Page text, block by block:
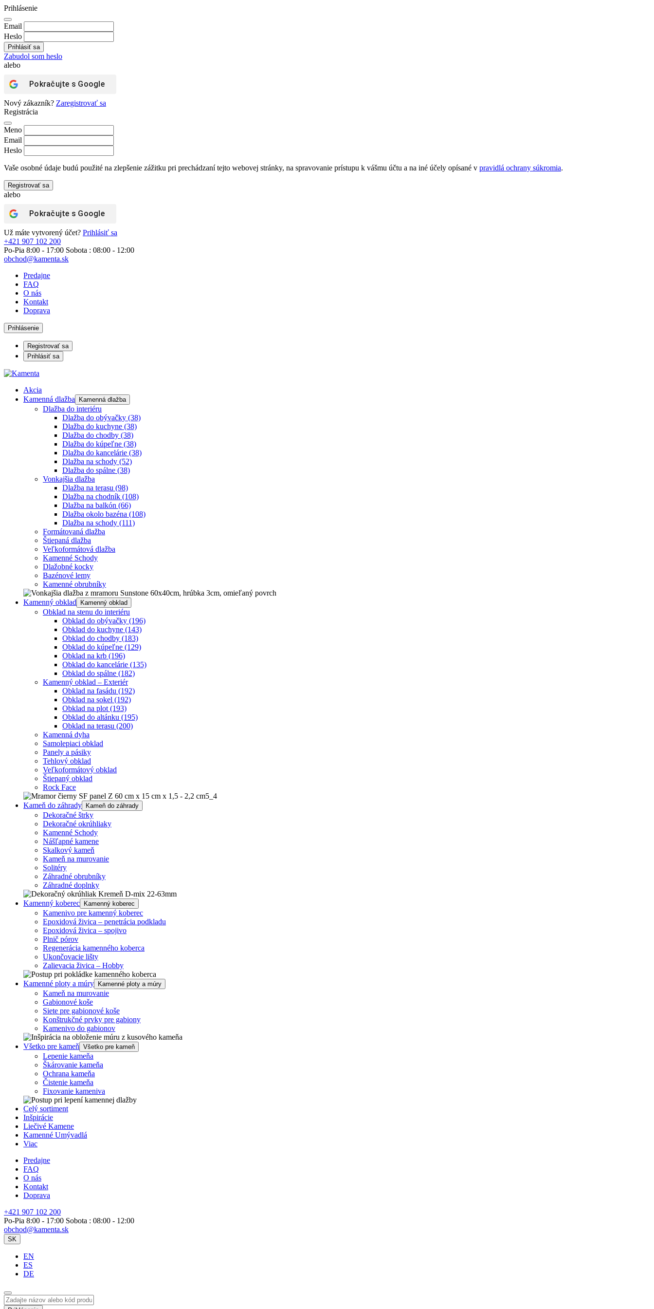
Prihlásenie
Email
Heslo
Zabudol som heslo
alebo
Pokračujte s Google
Nový zákazník? Zaregistrovať sa
Registrácia
Meno
Email
Heslo
Vaše osobné údaje budú použité na zlepšenie zážitku pri prechádzaní tejto webovej stránky, na spravovanie prístupu k vášmu účtu a na iné účely opísané v pravidlá ochrany súkromia.
Registrovať sa
alebo
Pokračujte s Google
Už máte vytvorený účet? Prihlásiť sa
+421 907 102 200
Po-Pia 8:00 - 17:00 Sobota : 08:00 - 12:00
obchod@kamenta.sk
Predajne
FAQ
O nás
Kontakt
Doprava
Prihlásenie
Registrovať sa
Prihlásiť sa
Akcia
Kamenná dlažba
Kamenná dlažba
Dlažba do interiéru
Dlažba do obývačky (38)
Dlažba do kuchyne (38)
Dlažba do chodby (38)
Dlažba do kúpeľne (38)
Dlažba do kancelárie (38)
Dlažba na schody (52)
Dlažba do spálne (38)
Vonkajšia dlažba
Dlažba na terasu (98)
Dlažba na chodník (108)
Dlažba na balkón (66)
Dlažba okolo bazéna (108)
Dlažba na schody (111)
Formátovaná dlažba
Štiepaná dlažba
Veľkoformátová dlažba
Kamenné Schody
Dlažobné kocky
Bazénové lemy
Kamenné obrubníky
Kamenný obklad Kamenný obklad
Obklad na stenu do interiéru
Obklad do obývačky (196)
Obklad do kuchyne (143)
Obklad do chodby (183)
Obklad do kúpeľne (129)
Obklad na krb (196)
Obklad do kancelárie (135)
Obklad do spálne (182)
Kamenný obklad – Exteriér
Obklad na fasádu (192)
Obklad na sokel (192)
Obklad na plot (193)
Obklad do altánku (195)
Obklad na terasu (200)
Kamenná dyha
Samolepiaci obklad
Panely a pásiky
Tehlový obklad
Veľkoformátový obklad
Štiepaný obklad
Rock Face
Kameň do záhrady Kameň do záhrady
Dekoračné štrky
Dekoračné okrúhliaky
Kamenné Schody
Nášľapné kamene
Skalkový kameň
Kameň na murovanie
Solitéry
Záhradné obrubníky
Záhradné doplnky
Kamenný koberec Kamenný koberec
Kamenivo pre kamenný koberec
Epoxidová živica – penetrácia podkladu
Epoxidová živica – spojivo
Plnič pórov
Regenerácia kamenného koberca
Ukončovacie lišty
Zalievacia živica – Hobby
Kamenné ploty a múry Kamenné ploty a múry
Kameň na murovanie
Gabionové koše
Siete pre gabionové koše
Konštrukčné prvky pre gabiony
Kamenivo do gabionov
Všetko pre kameň Všetko pre kameň
Lepenie kameňa
Škárovanie kameňa
Ochrana kameňa
Čistenie kameňa
Fixovanie kameniva
Celý sortiment
Inšpirácie
Liečivé Kamene
Kamenné Umývadlá
Viac
Predajne
FAQ
O nás
Kontakt
Doprava
+421 907 102 200
Po-Pia 8:00 - 17:00 Sobota : 08:00 - 12:00
obchod@kamenta.sk
SK
EN
ES
DE